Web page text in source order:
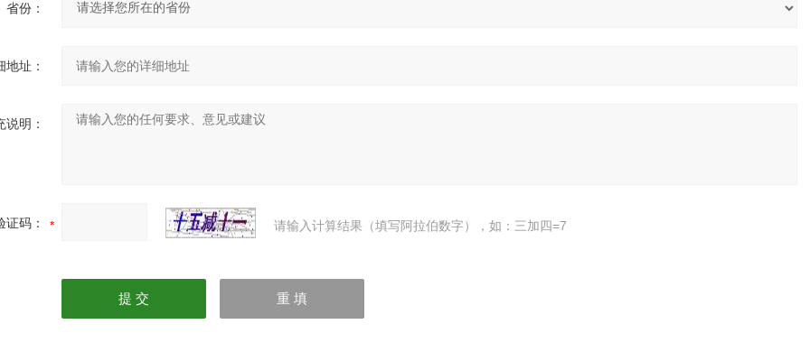
省份：
地址：
说明：
证码： 请输入计算结果（填写阿拉伯数字），如：三加四=7